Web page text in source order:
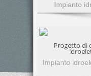
Impianto
Progetto di
Impianto